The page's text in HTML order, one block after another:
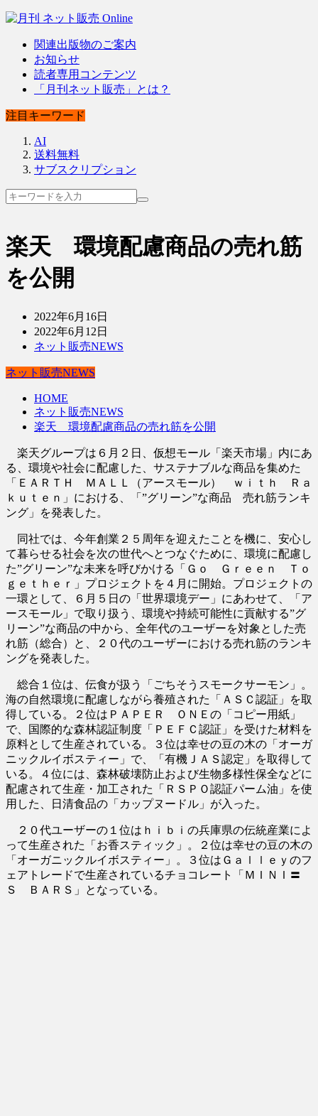
関連出版物のご案内
お知らせ
読者専用コンテンツ
「月刊ネット販売」とは？
注目キーワード
AI
送料無料
サブスクリプション
楽天 環境配慮商品の売れ筋
を公開
2022年6月16日
2022年6月12日
ネット販売NEWS
ネット販売NEWS
HOME
ネット販売NEWS
楽天 環境配慮商品の売れ筋を公開
楽天グループは６月２日、仮想モール「楽天市場」内にあ
る、環境や社会に配慮した、サステナブルな商品を集めた
「ＥＡＲＴＨ ＭＡＬＬ（アースモール） ｗｉｔｈ Ｒａ
ｋｕｔｅｎ」における、「”グリーン”な商品 売れ筋ランキ
ング」を発表した。
同社では、今年創業２５周年を迎えたことを機に、安心し
て暮らせる社会を次の世代へとつなぐために、環境に配慮し
た”グリーン”な未来を呼びかける「Ｇｏ Ｇｒｅｅｎ Ｔｏ
ｇｅｔｈｅｒ」プロジェクトを４月に開始。プロジェクトの
一環として、６月５日の「世界環境デー」にあわせて、「ア
ースモール」で取り扱う、環境や持続可能性に貢献する”グ
リーン”な商品の中から、全年代のユーザーを対象とした売
れ筋（総合）と、２０代のユーザーにおける売れ筋のランキ
ングを発表した。
総合１位は、伝食が扱う「ごちそうスモークサーモン」。
海の自然環境に配慮しながら養殖された「ＡＳＣ認証」を取
得している。２位はＰＡＰＥＲ ＯＮＥの「コピー用紙」
で、国際的な森林認証制度「ＰＥＦＣ認証」を受けた材料を
原料として生産されている。３位は幸せの豆の木の「オーガ
ニックルイボスティー」で、「有機ＪＡＳ認定」を取得して
いる。４位には、森林破壊防止および生物多様性保全などに
配慮されて生産・加工された「ＲＳＰＯ認証パーム油」を使
用した、日清食品の「カップヌードル」が入った。
２０代ユーザーの１位はｈｉｂｉの兵庫県の伝統産業によ
って生産された「お香スティック」。２位は幸せの豆の木の
「オーガニックルイボスティー」。３位はＧａｌｌｅｙのフ
ェアトレードで生産されているチョコレート「ＭＩＮＩ〓
Ｓ ＢＡＲＳ」となっている。